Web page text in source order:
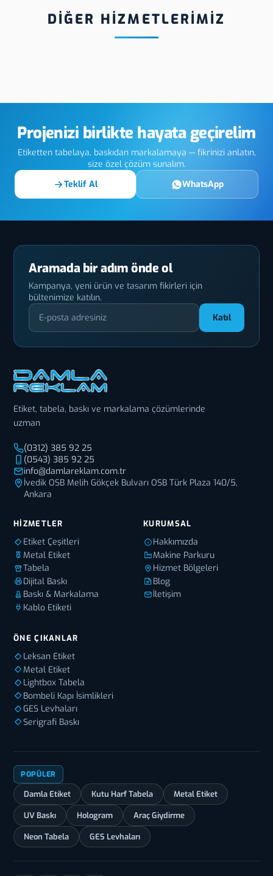
DİĞER HİZMETLERİMİZ
Projenizi birlikte hayata geçirelim
Etiketten tabelaya, baskıdan markalamaya — fikrinizi anlatın,
size özel çözüm sunalım.
Teklif Al
WhatsApp
Aramada bir adım önde ol
Kampanya, yeni ürün ve tasarım fikirleri için
bültenimize katılın.
Katıl
Etiket, tabela, baskı ve markalama çözümlerinde
uzman
(0312) 385 92 25
(0543) 385 92 25
info@damlareklam.com.tr
İvedik OSB Melih Gökçek Bulvarı OSB Türk Plaza 140/5,
Ankara
HIZMETLER
Etiket Çeşitleri
Metal Etiket
Tabela
Dijital Baskı
Baskı & Markalama
Kablo Etiketi
KURUMSAL
Hakkımızda
Makine Parkuru
Hizmet Bölgeleri
Blog
İletişim
ÖNE ÇIKANLAR
Leksan Etiket
Metal Etiket
Lightbox Tabela
Bombeli Kapı İsimlikleri
GES Levhaları
Serigrafi Baskı
POPÜLER
Damla Etiket Kutu Harf Tabela Metal Etiket
UV Baskı Hologram Araç Giydirme
Neon Tabela GES Levhaları